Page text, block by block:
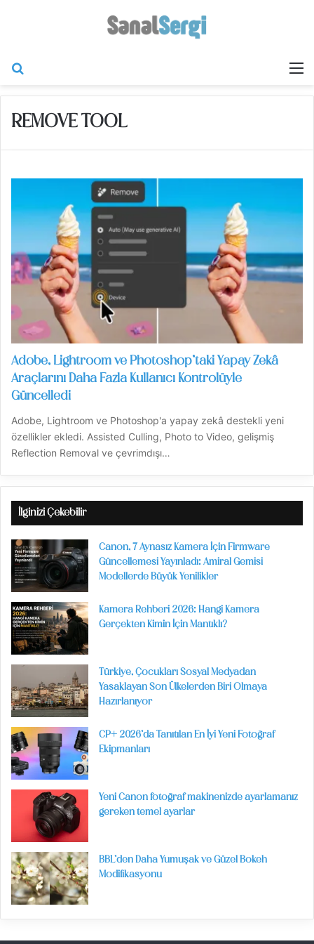
REMOVE TOOL
Adobe, Lightroom ve Photoshop’taki Yapay Zekâ
Araçlarını Daha Fazla Kullanıcı Kontrolüyle
Güncelledi
Adobe, Lightroom ve Photoshop'a yapay zekâ destekli yeni
özellikler ekledi. Assisted Culling, Photo to Video, gelişmiş
Reflection Removal ve çevrimdışı…
İlginizi Çekebilir
Canon, 7 Aynasız Kamera İçin Firmware
Güncellemesi Yayınladı: Amiral Gemisi
Modellerde Büyük Yenilikler
Kamera Rehberi 2026: Hangi Kamera
Gerçekten Kimin İçin Mantıklı?
Türkiye, Çocukları Sosyal Medyadan
Yasaklayan Son Ülkelerden Biri Olmaya
Hazırlanıyor
CP+ 2026’da Tanıtılan En İyi Yeni Fotoğraf
Ekipmanları
Yeni Canon fotoğraf makinenizde ayarlamanız
gereken temel ayarlar
BBL’den Daha Yumuşak ve Güzel Bokeh
Modifikasyonu